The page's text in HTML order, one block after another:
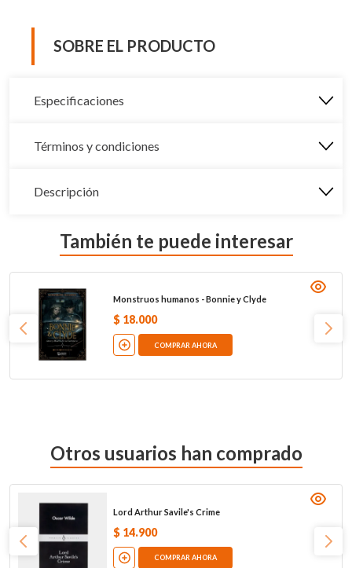
SOBRE EL PRODUCTO
Especificaciones
Términos y condiciones
Descripción
También te puede interesar
Monstruos humanos - Bonnie y Clyde
$ 18.000
COMPRAR AHORA
Otros usuarios han comprado
Lord Arthur Savile's Crime
$ 14.900
COMPRAR AHORA